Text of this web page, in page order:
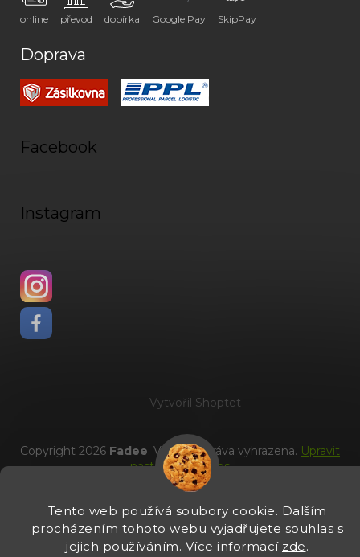
Tento web používá soubory cookie. Dalším
procházením tohoto webu vyjadřujete souhlas s
jejich používáním. Více informací zde.
online převod dobírka Google Pay SkipPay
Doprava
Facebook
Instagram
Vytvořil Shoptet
Copyright 2026 Fadee. Všechna práva vyhrazena. Upravit
nastavení cookies